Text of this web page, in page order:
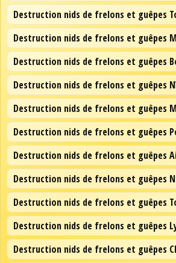
Destruction nids de frelons et guêpes
Destruction nids de frelons et guêpes
Destruction nids de frelons et guêpes
Destruction nids de frelons et guêpes
Destruction nids de frelons et guêpes
Destruction nids de frelons et guêpes
Destruction nids de frelons et guêpes
Destruction nids de frelons et guêpes
Destruction nids de frelons et guêpes
Destruction nids de frelons et guêpes
Destruction nids de frelons et guêpes